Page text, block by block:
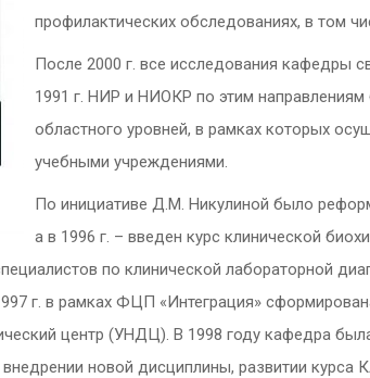
профилактических обследованиях, в том
После 2000 г. все исследования кафедры
1991 г. НИР и НИОКР по этим
областного уровней, в рамках которых
учебными учреждениями.
По инициативе Д.М. Никулиной было
а в 1996 г. – введен курс клинической
по клинической лабораторной
г. в рамках ФЦП «Интеграция»
центр (УНДЦ). В 1998 году кафедра
новой дисциплины, развитии